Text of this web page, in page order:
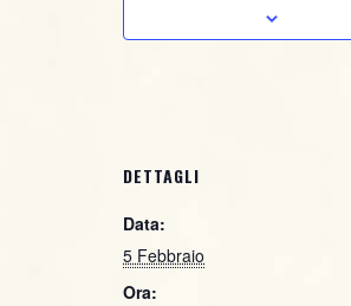
DETTAGLI
Data:
5 Febbraio
Ora: